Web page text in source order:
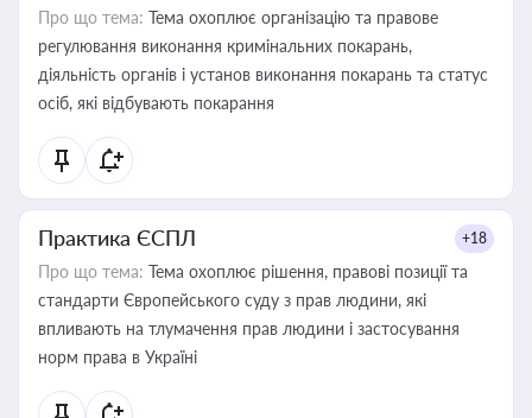
Про що тема: Тема охоплює організацію та правове
регулювання виконання кримінальних покарань,
діяльність органів і установ виконання покарань та статус
осіб, які відбувають покарання
Практика ЄСПЛ +18
Про що тема: Тема охоплює рішення, правові позиції та
стандарти Європейського суду з прав людини, які
впливають на тлумачення прав людини і застосування
норм права в Україні